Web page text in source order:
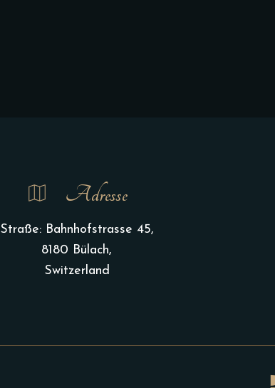
Adresse
Straße: Bahnhofstrasse 45,
8180 Bülach,
Switzerland